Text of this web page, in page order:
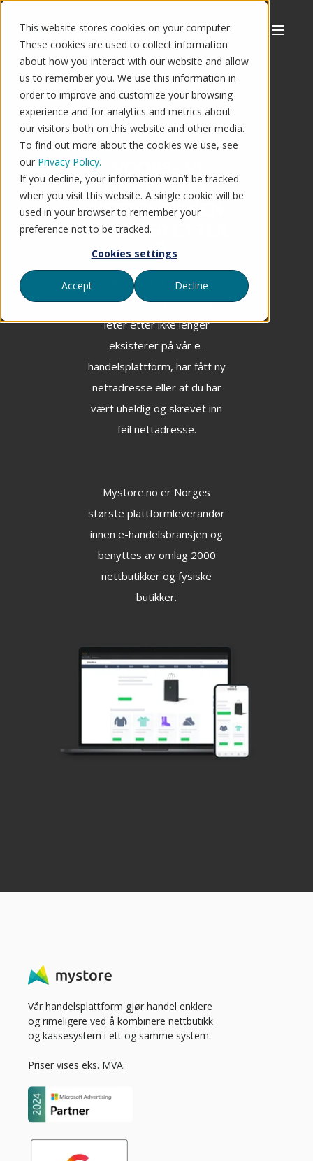
This website stores cookies on your computer.
These cookies are used to collect information
about how you interact with our website and allow
us to remember you. We use this information in
order to improve and customize your browsing
experience and for analytics and metrics about
our visitors both on this website and other media.
To find out more about the cookies we use, see
our Privacy Policy.
If you decline, your information won’t be tracked
when you visit this website. A single cookie will be
used in your browser to remember your
preference not to be tracked.
Cookies settings
Accept Decline
FINNER IKKE
NETTBUTIKKEN
DU LETER ETTER
🤔
Årsaken til at du ser denne
siden er at nettbutikken du
leter etter ikke lenger
eksisterer på vår e-
handelsplattform, har fått ny
nettadresse eller at du har
vært uheldig og skrevet inn
feil nettadresse.
Mystore.no er Norges
største plattformleverandør
innen e-handelsbransjen og
benyttes av omlag 2000
nettbutikker og fysiske
butikker.
Vår handelsplattform gjør handel enklere
og rimeligere ved å kombinere nettbutikk
og kassesystem i ett og samme system.
Priser vises eks. MVA.